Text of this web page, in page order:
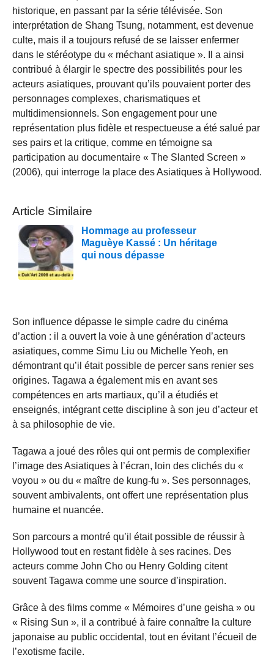
historique, en passant par la série télévisée. Son
interprétation de Shang Tsung, notamment, est devenue
culte, mais il a toujours refusé de se laisser enfermer
dans le stéréotype du « méchant asiatique ». Il a ainsi
contribué à élargir le spectre des possibilités pour les
acteurs asiatiques, prouvant qu’ils pouvaient porter des
personnages complexes, charismatiques et
multidimensionnels. Son engagement pour une
représentation plus fidèle et respectueuse a été salué par
ses pairs et la critique, comme en témoigne sa
participation au documentaire « The Slanted Screen »
(2006), qui interroge la place des Asiatiques à Hollywood.
Article Similaire
Hommage au professeur
Maguèye Kassé : Un héritage
qui nous dépasse
Son influence dépasse le simple cadre du cinéma
d’action : il a ouvert la voie à une génération d’acteurs
asiatiques, comme Simu Liu ou Michelle Yeoh, en
démontrant qu’il était possible de percer sans renier ses
origines. Tagawa a également mis en avant ses
compétences en arts martiaux, qu’il a étudiés et
enseignés, intégrant cette discipline à son jeu d’acteur et
à sa philosophie de vie.
Tagawa a joué des rôles qui ont permis de complexifier
l’image des Asiatiques à l’écran, loin des clichés du «
voyou » ou du « maître de kung-fu ». Ses personnages,
souvent ambivalents, ont offert une représentation plus
humaine et nuancée.
Son parcours a montré qu’il était possible de réussir à
Hollywood tout en restant fidèle à ses racines. Des
acteurs comme John Cho ou Henry Golding citent
souvent Tagawa comme une source d’inspiration.
Grâce à des films comme « Mémoires d’une geisha » ou
« Rising Sun », il a contribué à faire connaître la culture
japonaise au public occidental, tout en évitant l’écueil de
l’exotisme facile.